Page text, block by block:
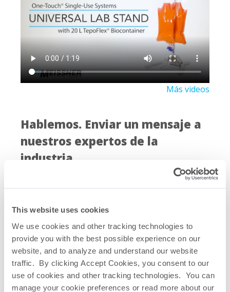
This website uses cookies
We use cookies and other tracking technologies to
provide you with the best possible experience on our
website, and to analyze and understand our website
traffic. By clicking Accept Cookies, you consent to our
use of cookies and other tracking technologies. You can
manage your cookie preferences or read more about our
Más videos
Hablemos. Enviar un mensaje a
nuestros expertos de la
industria.